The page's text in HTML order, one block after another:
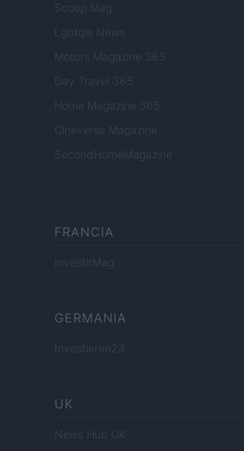
Scoop Mag
Lgbtqia News
Motors Magazine 365
Day Travel 365
Home Magazine 365
Cineverse Magazine
SecondHomeMagazine
FRANCIA
InvestirMag
GERMANIA
Investieren24
UK
News Hub UK